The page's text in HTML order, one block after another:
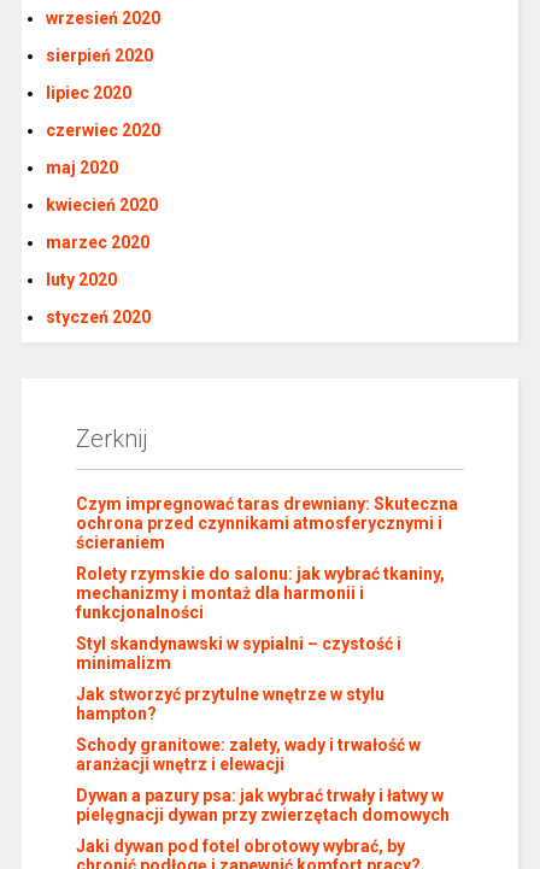
wrzesień 2020
sierpień 2020
lipiec 2020
czerwiec 2020
maj 2020
kwiecień 2020
marzec 2020
luty 2020
styczeń 2020
Zerknij
Czym impregnować taras drewniany: Skuteczna
ochrona przed czynnikami atmosferycznymi i
ścieraniem
Rolety rzymskie do salonu: jak wybrać tkaniny,
mechanizmy i montaż dla harmonii i
funkcjonalności
Styl skandynawski w sypialni – czystość i
minimalizm
Jak stworzyć przytulne wnętrze w stylu
hampton?
Schody granitowe: zalety, wady i trwałość w
aranżacji wnętrz i elewacji
Dywan a pazury psa: jak wybrać trwały i łatwy w
pielęgnacji dywan przy zwierzętach domowych
Jaki dywan pod fotel obrotowy wybrać, by